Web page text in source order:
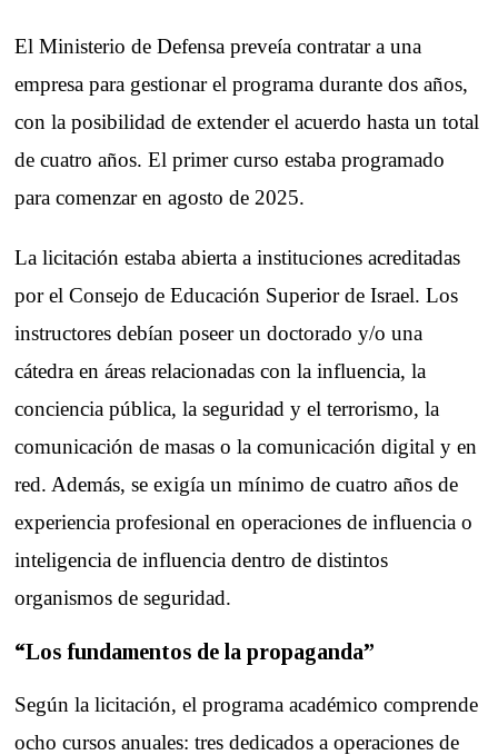
El Ministerio de Defensa preveía contratar a una
empresa para gestionar el programa durante dos años,
con la posibilidad de extender el acuerdo hasta un total
de cuatro años. El primer curso estaba programado
para comenzar en agosto de 2025.
La licitación estaba abierta a instituciones acreditadas
por el Consejo de Educación Superior de Israel. Los
instructores debían poseer un doctorado y/o una
cátedra en áreas relacionadas con la influencia, la
conciencia pública, la seguridad y el terrorismo, la
comunicación de masas o la comunicación digital y en
red. Además, se exigía un mínimo de cuatro años de
experiencia profesional en operaciones de influencia o
inteligencia de influencia dentro de distintos
organismos de seguridad.
“Los fundamentos de la propaganda”
Según la licitación, el programa académico comprende
ocho cursos anuales: tres dedicados a operaciones de